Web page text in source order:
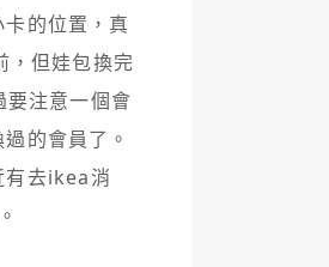
的位置，真
，但娃包換完
注意一個會
的會員了。
有去ikea消